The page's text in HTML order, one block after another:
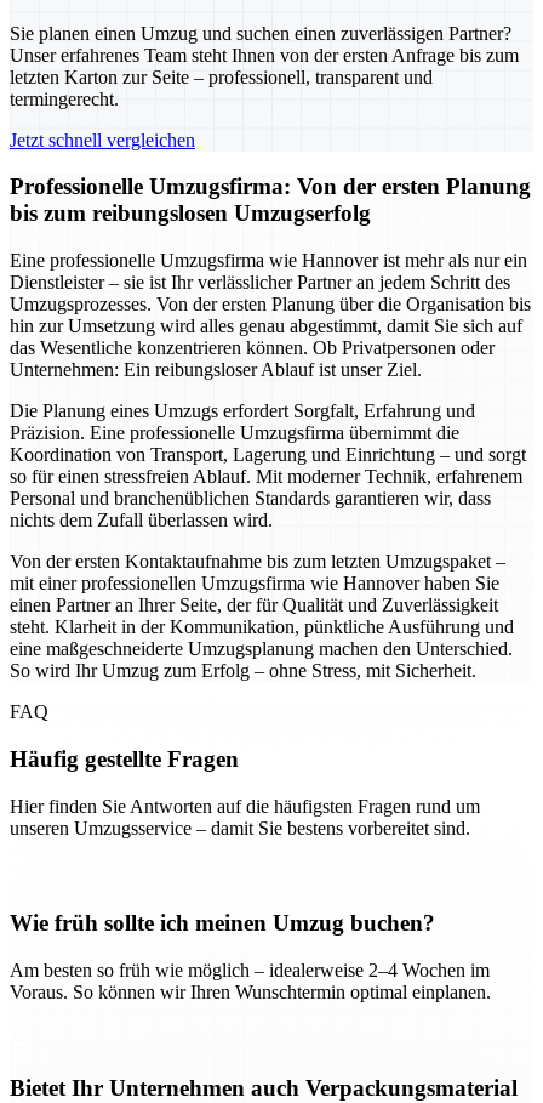
Sie planen einen Umzug und suchen einen zuverlässigen Partner?
Unser erfahrenes Team steht Ihnen von der ersten Anfrage bis zum
letzten Karton zur Seite – professionell, transparent und
termingerecht.
Jetzt schnell vergleichen
Professionelle Umzugsfirma: Von der ersten Planung
bis zum reibungslosen Umzugserfolg
Eine professionelle Umzugsfirma wie Hannover ist mehr als nur ein
Dienstleister – sie ist Ihr verlässlicher Partner an jedem Schritt des
Umzugsprozesses. Von der ersten Planung über die Organisation bis
hin zur Umsetzung wird alles genau abgestimmt, damit Sie sich auf
das Wesentliche konzentrieren können. Ob Privatpersonen oder
Unternehmen: Ein reibungsloser Ablauf ist unser Ziel.
Die Planung eines Umzugs erfordert Sorgfalt, Erfahrung und
Präzision. Eine professionelle Umzugsfirma übernimmt die
Koordination von Transport, Lagerung und Einrichtung – und sorgt
so für einen stressfreien Ablauf. Mit moderner Technik, erfahrenem
Personal und branchenüblichen Standards garantieren wir, dass
nichts dem Zufall überlassen wird.
Von der ersten Kontaktaufnahme bis zum letzten Umzugspaket –
mit einer professionellen Umzugsfirma wie Hannover haben Sie
einen Partner an Ihrer Seite, der für Qualität und Zuverlässigkeit
steht. Klarheit in der Kommunikation, pünktliche Ausführung und
eine maßgeschneiderte Umzugsplanung machen den Unterschied.
So wird Ihr Umzug zum Erfolg – ohne Stress, mit Sicherheit.
FAQ
Häufig gestellte Fragen
Hier finden Sie Antworten auf die häufigsten Fragen rund um
unseren Umzugsservice – damit Sie bestens vorbereitet sind.
Wie früh sollte ich meinen Umzug buchen?
Am besten so früh wie möglich – idealerweise 2–4 Wochen im
Voraus. So können wir Ihren Wunschtermin optimal einplanen.
Bietet Ihr Unternehmen auch Verpackungsmaterial